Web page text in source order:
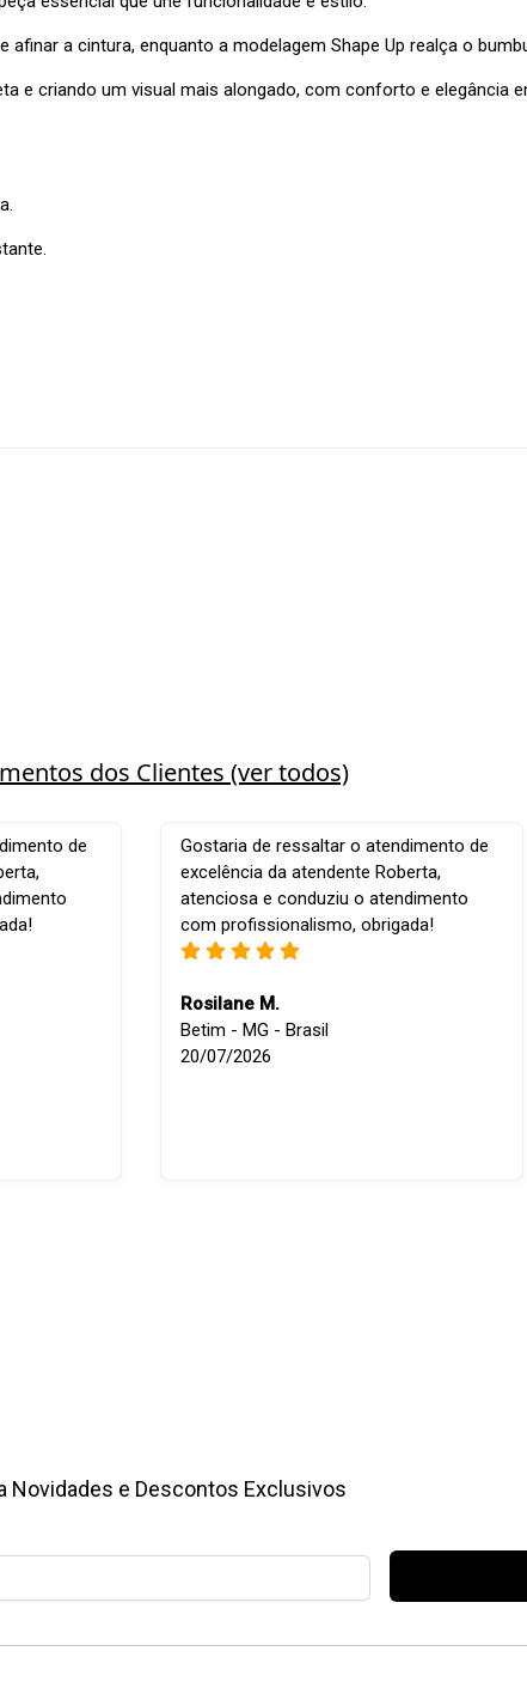
a cintura, enquanto a modelagem Shape Up realça o
e criando um visual mais alongado, com conforto e elegância
dos Clientes (ver todos)
de
Gostaria de ressaltar o atendimento de
excelência da atendente Roberta,
atenciosa e conduziu o atendimento
com profissionalismo, obrigada!
Rosilane M.
Betim - MG - Brasil
20/07/2026
Novidades e Descontos Exclusivos